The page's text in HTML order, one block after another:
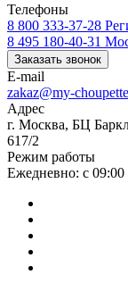
Телефоны
8 800 333-37-28
8 495 180-40-31
Заказать звонок
E-mail
zakaz@my-
Адрес
г. Москва, БЦ
617/2
Режим работы
Ежедневно: с 09:00